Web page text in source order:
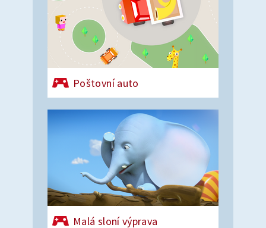
Poštovní auto
Malá sloní výprava